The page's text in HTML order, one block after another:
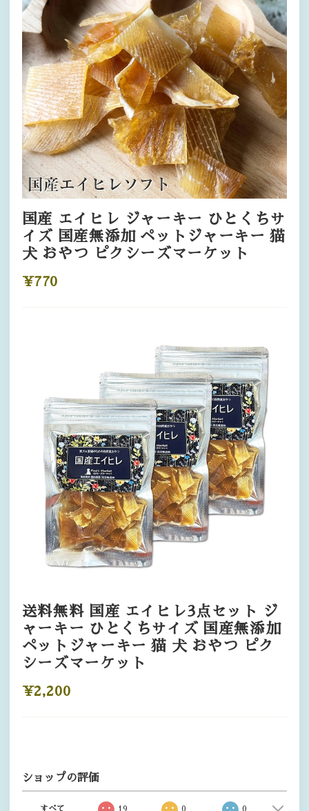
国産 エイヒレ ジャーキー ひとくちサ
イズ 国産無添加 ペットジャーキー 猫
犬 おやつ ピクシーズマーケット
¥770
送料無料 国産 エイヒレ3点セット ジ
ャーキー ひとくちサイズ 国産無添加
ペットジャーキー 猫 犬 おやつ ピク
シーズマーケット
¥2,200
ショップの評価
すべて 19 0 0